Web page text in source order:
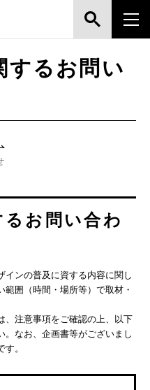
するお問い
お問い合わ
インの普及に資する内容に関し
囲（時間・場所等）で取材・
、注意事項をご確認の上、以下
。なお、企画書等がございまし
。